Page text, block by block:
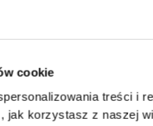
cookie
treści i
jak korzystasz z naszej